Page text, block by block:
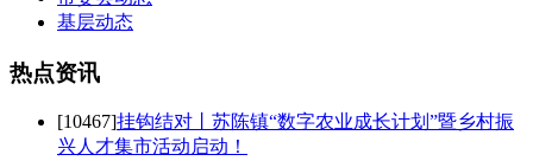
基层动态
热点资讯
[10467]挂钩结对丨苏陈镇“数字农业成长计划”暨乡村振
兴人才集市活动启动！